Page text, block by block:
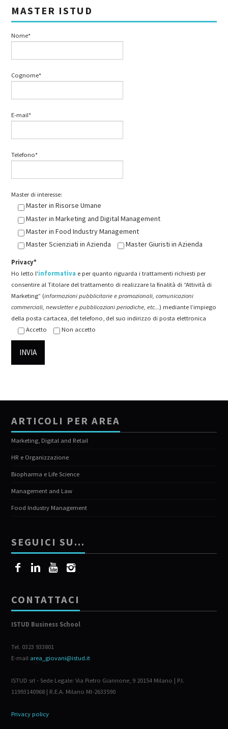
MASTER ISTUD
Nome*
Cognome*
E-mail*
Telefono*
Master di interesse:
Master in Risorse Umane
Master in Marketing and Digital Management
Master in Food Industry Management
Master Scienziati in Azienda
Master Giuristi in Azienda
Privacy*
Ho letto l'informativa e per quanto riguarda i trattamenti richiesti per
consentire al Titolare del trattamento di realizzare la finalità di “Attività di
Marketing” (informazioni pubblicitarie e promozionali, comunicazioni
commerciali, newsletter e pubblicazioni periodiche, etc...) mediante l’impiego
della posta cartacea, del telefono, del suo indirizzo di posta elettronica
Accetto
Non accetto
ARTICOLI PER AREA
Marketing, Digital and Retail
HR e Organizzazione
Biopharma e Life Science
Management and Law
Food Industry Management
SEGUICI SU…
CONTATTACI
ISTUD Business School
Tel. 0323 933801
E-mail area_giovani@istud.it
ISTUD srl - Sede Legale: Via Pietro Giannone, 9 20154 Milano | P.I.
11993140968 | R.E.A. Milano MI-2633590
Privacy policy